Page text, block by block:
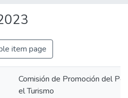
item page
Comisión de Promoción del
el Turismo